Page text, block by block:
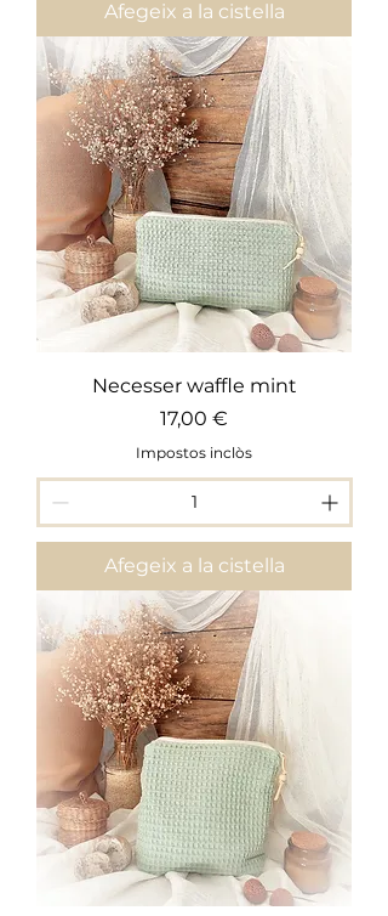
Afegeix a la cistella
Necesser waffle mint
Preu
17,00 €
Impostos inclòs
Afegeix a la cistella